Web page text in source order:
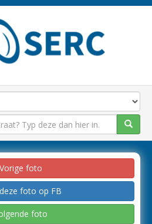
Vorige foto
foto op FB
foto